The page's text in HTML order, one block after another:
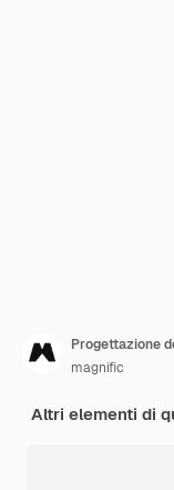
Progettazione
magnific
Altri elementi di